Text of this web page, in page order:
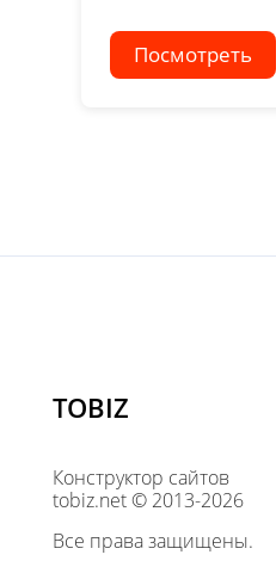
Посмотреть
TOBIZ
Конструктор сайтов
tobiz.net © 2013-2026
Все права защищены.